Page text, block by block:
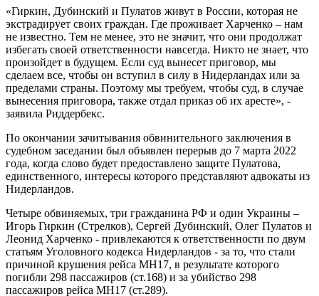
«Гиркин, Дубинский и Пулатов живут в России, которая не
экстрадирует своих граждан. Где проживает Харченко – нам
не известно. Тем не менее, это не значит, что они продолжат
избегать своей ответственности навсегда. Никто не знает, что
произойдет в будущем. Если суд вынесет приговор, мы
сделаем все, чтобы он вступил в силу в Нидерландах или за
пределами страны. Поэтому мы требуем, чтобы суд, в случае
вынесения приговора, также отдал приказ об их аресте», -
заявила Риддербекс.
По окончании зачитывания обвинительного заключения в
судебном заседании был объявлен перерыв до 7 марта 2022
года, когда слово будет предоставлено защите Пулатова,
единственного, интересы которого представляют адвокаты из
Нидерландов.
Четыре обвиняемых, три гражданина РФ и один Украины –
Игорь Гиркин (Стрелков), Сергей Дубинский, Олег Пулатов и
Леонид Харченко - привлекаются к ответственности по двум
статьям Уголовного кодекса Нидерландов - за то, что стали
причиной крушения рейса MH17, в результате которого
погибли 298 пассажиров (ст.168) и за убийство 298
пассажиров рейса MH17 (ст.289).